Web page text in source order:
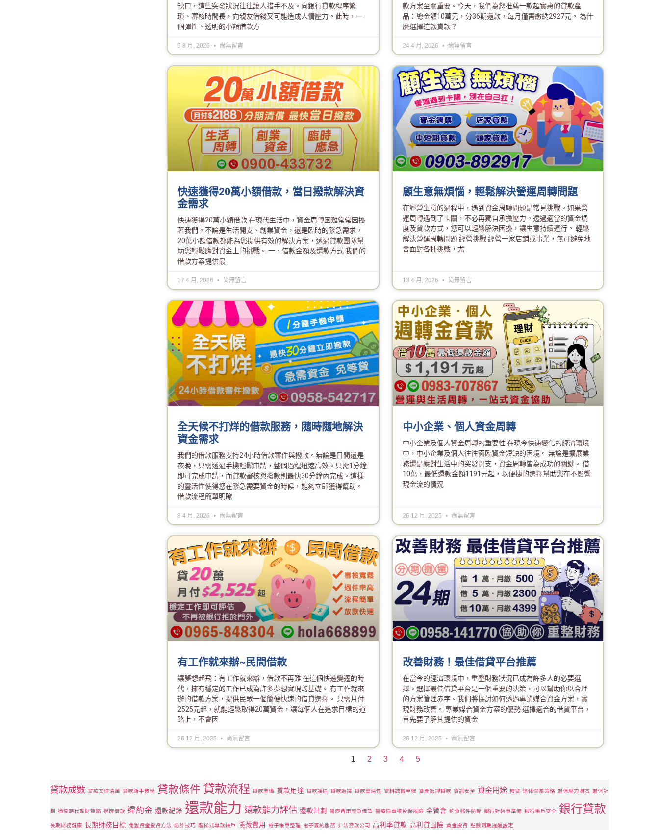
缺口，這些突發狀況往往讓人措手不及。向銀行貸款程序繁
瑣、審核時間長，向親友借錢又可能造成人情壓力。此時，一
個彈性、透明的小額借款方
5 8 月, 2026 尚無留言
款方案至關重要。今天，我們為您推薦一款超實惠的貸款產
品：總金額10萬元，分36期還款，每月僅需繳納2927元。 為什
麼選擇這款貸款？
24 4 月, 2026 尚無留言
快速獲得20萬小額借款，當日撥款解決資
金需求
快速獲得20萬小額借款 在現代生活中，資金周轉困難常常困擾
著我們。不論是生活開支、創業資金，還是臨時的緊急需求，
20萬小額借款都能為您提供有效的解決方案，透過貸款團隊幫
助您輕鬆應對資金上的挑戰。 一、借款金額及還款方式 我們的
借款方案提供最
17 4 月, 2026 尚無留言
顧生意無煩惱，輕鬆解決營運周轉問題
在經營生意的過程中，遇到資金周轉問題是常見挑戰。如果營
運周轉遇到了卡關，不必再獨自承擔壓力。透過適當的資金調
度及貸款方式，您可以輕鬆解決困擾，讓生意持續運行。 輕鬆
解決營運周轉問題 經營挑戰 經營一家店鋪或事業，無可避免地
會面對各種挑戰，尤
13 4 月, 2026 尚無留言
全天候不打烊的借款服務，隨時隨地解決
資金需求
我們的借款服務支持24小時借款審件與撥款。無論是日間還是
夜晚，只需透過手機輕鬆申請，整個過程迅速高效。只需1分鐘
即可完成申請，而貸款審核與撥款則最快30分鐘內完成。這樣
的靈活性使得您在緊急需要資金的時候，能夠立即獲得幫助。
借款流程簡單明瞭
8 4 月, 2026 尚無留言
中小企業、個人資金周轉
中小企業及個人資金周轉的重要性 在現今快速變化的經濟環境
中，中小企業及個人往往面臨資金短缺的困境。 無論是擴展業
務還是應對生活中的突發開支，資金周轉皆為成功的關鍵。 借
10萬，最低還款金額1191元起，以便捷的選擇幫助您在不影響
現金流的情況
26 12 月, 2025 尚無留言
有工作就來辦~民間借款
讓夢想起飛：有工作就來辦，借款不再難 在這個快速變遷的時
代，擁有穩定的工作已成為許多夢想實現的基礎。 有工作就來
辦的借款方案，提供民眾一個簡便快速的借貸選擇。 只需月付
2525元起，就能輕鬆取得20萬資金，讓每個人在追求目標的道
路上，不會因
26 12 月, 2025 尚無留言
改善財務！最佳借貸平台推薦
在當今的經濟環境中，重整財務狀況已成為許多人的必要選
擇。選擇最佳借貸平台是一個重要的決策，可以幫助你以合理
的方案管理赤字。我們將探討如何透過專業媒合資金方案，實
現財務改善。 專業媒合資金方案的優勢 選擇適合的借貸平台，
首先要了解其提供的資金
26 12 月, 2025 尚無留言
1 2 3 4 5
貸款成數 貸款文件清單 貸款新手教學 貸款條件 貸款流程 貸款準備 貸款用途 貸款誤區 貸款選擇 貸款靈活性 資料誠實申報 資產抵押貸款 資訊安全 資金用途 轉貸 退休儲蓄策略 退休壓力測試 退休計
劃 通膨時代理財策略 過度借款 違約金 還款紀錄 還款能力 還款能力評估 還款計劃 醫療費用應急借款 醫療險重複投保風險 金管會 釣魚郵件防範 銀行對帳單準備 銀行帳戶安全 銀行貸款
長期財務健康 長期財務目標 閒置資金投資方法 防詐技巧 階梯式專款帳戶 隱藏費用 電子帳單整理 電子簽約服務 非法貸款公司 高利率貸款 高利貸風險 黃金投資 點數到期提醒設定